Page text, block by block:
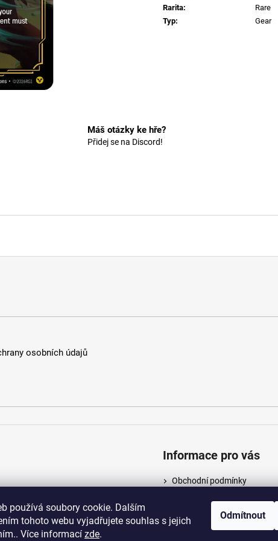
používá soubory cookie. Dalším
tohoto webu vyjadřujete souhlas s jejich
Více informací zde.
Odmítnout
Rarita:
Rare
Typ: Gear
Máš otázky ke hře?
Přidej se na Discord!
osobních údajů
Informace pro vás
Obchodní podmínky